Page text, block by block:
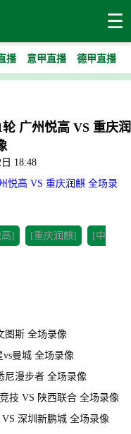
☰
播 意甲直播 德甲直播
广州悦高 VS 重庆润
18:48
悦高 VS 重庆润麒 全场录
] [重庆润麒] [中
图斯 全场录像
曼城 全场录像
尼漫步者 全场录像
技 VS 陕西联合 全场录像
深圳新鹏城 全场录像